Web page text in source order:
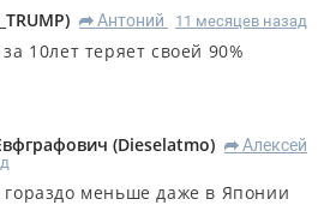
) R Антоний 11 месяцев назад
10лет теряет своей 90%
(Dieselatmo) R Алексей
гораздо меньше даже в Японии